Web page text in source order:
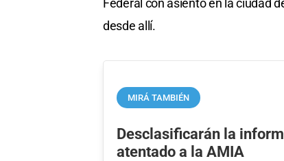
Federal con asiento en la ciudad
desde allí.
MIRÁ TAMBIÉN
Desclasificarán la
atentado a la AMIA